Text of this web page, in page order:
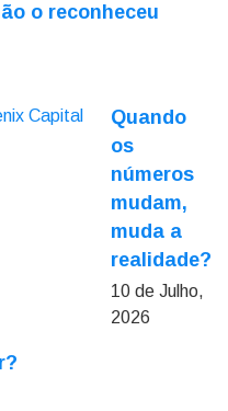
o reconheceu
Quando
os
números
mudam,
muda a
realidade?
10 de Julho,
2026